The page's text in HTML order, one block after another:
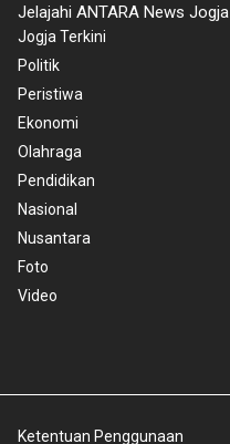
Jelajahi ANTARA News Jogja
Jogja Terkini
Politik
Peristiwa
Ekonomi
Olahraga
Pendidikan
Nasional
Nusantara
Foto
Video
Ketentuan Penggunaan